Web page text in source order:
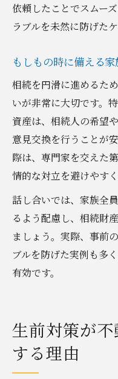
依頼したことでスムー
ラブルを未然に防げた
もしもの時に備える
相続を円滑に進めるた
いが非常に大切です。
資産は、相続人の希望
意見交換を行うことが
際は、専門家を交えた
情的な対立を避けやすく
話し合いでは、家族全
るよう配慮し、相続財
ましょう。実際、事前
ブルを防げた実例も多
有効です。
生前対策が
する理由